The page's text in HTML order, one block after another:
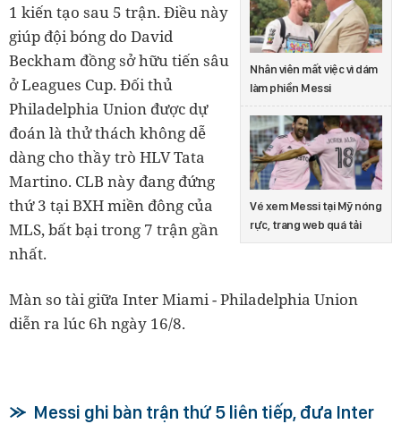
Nhân viên mất việc vì dám
làm phiền Messi
Vé xem Messi tại Mỹ nóng
rực, trang web quá tải
1 kiến tạo sau 5 trận. Điều này
giúp đội bóng do David
Beckham đồng sở hữu tiến sâu
ở Leagues Cup. Đối thủ
Philadelphia Union được dự
đoán là thử thách không dễ
dàng cho thầy trò HLV Tata
Martino. CLB này đang đứng
thứ 3 tại BXH miền đông của
MLS, bất bại trong 7 trận gần
nhất.
Màn so tài giữa Inter Miami - Philadelphia Union
diễn ra lúc 6h ngày 16/8.
Messi ghi bàn trận thứ 5 liên tiếp, đưa Inter